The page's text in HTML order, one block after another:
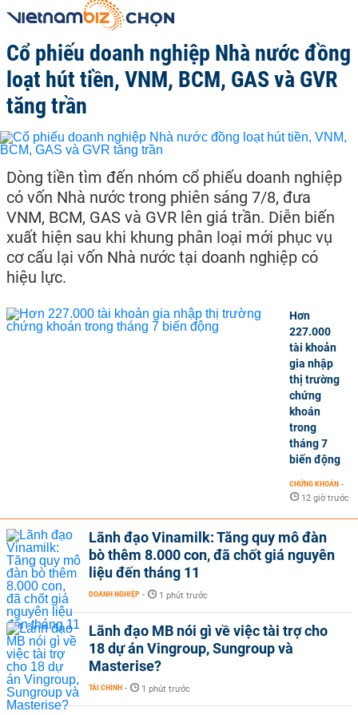
Cổ phiếu doanh nghiệp Nhà nước đồng
loạt hút tiền, VNM, BCM, GAS và GVR
tăng trần
Dòng tiền tìm đến nhóm cổ phiếu doanh nghiệp
có vốn Nhà nước trong phiên sáng 7/8, đưa
VNM, BCM, GAS và GVR lên giá trần. Diễn biến
xuất hiện sau khi khung phân loại mới phục vụ
cơ cấu lại vốn Nhà nước tại doanh nghiệp có
hiệu lực.
Hơn
227.000
tài khoản
gia nhập
thị trường
chứng
khoán
trong
tháng 7
biến động
CHỨNG KHOÁN -
12 giờ trước
Lãnh đạo Vinamilk: Tăng quy mô đàn
bò thêm 8.000 con, đã chốt giá nguyên
liệu đến tháng 11
DOANH NGHIỆP - 1 phút trước
Lãnh đạo MB nói gì về việc tài trợ cho
18 dự án Vingroup, Sungroup và
Masterise?
TÀI CHÍNH - 1 phút trước